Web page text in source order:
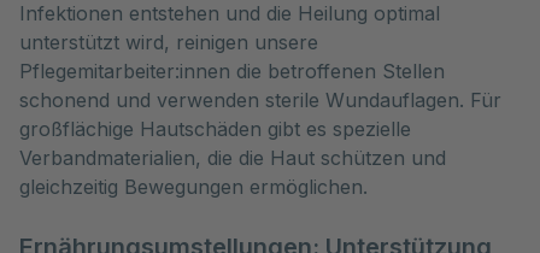
Infektionen entstehen und die Heilung optimal
unterstützt wird, reinigen unsere
Pflegemitarbeiter:innen die betroffenen Stellen
schonend und verwenden sterile Wundauflagen. Für
großflächige Hautschäden gibt es spezielle
Verbandmaterialien, die die Haut schützen und
gleichzeitig Bewegungen ermöglichen.
Ernährungsumstellungen: Unterstützung